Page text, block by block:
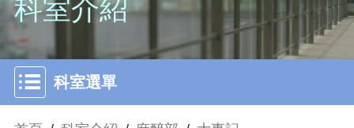
科室介紹
科室選單